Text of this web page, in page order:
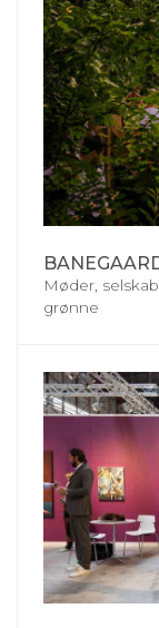
Møder,
grønne